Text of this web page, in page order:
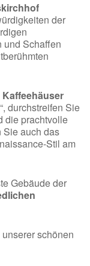
der
Schaffen
durchstreifen Sie
die prachtvolle
Sie auch das
Stil am
Gebäude der
schönen